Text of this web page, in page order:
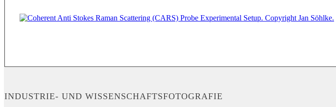
INDUSTRIE- UND WISSENSCHAFTSFOTOGRAFIE